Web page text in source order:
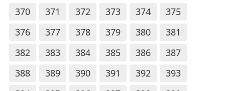
370
371 372 373 374
375
376
377 378 379 380
381
382
383 384 385 386
387
388
389 390 391 392
393